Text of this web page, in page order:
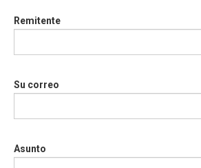
Remitente
Su correo
Asunto